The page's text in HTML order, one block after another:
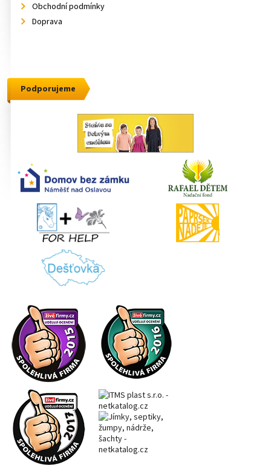
Obchodní podmínky
Doprava
Podporujeme